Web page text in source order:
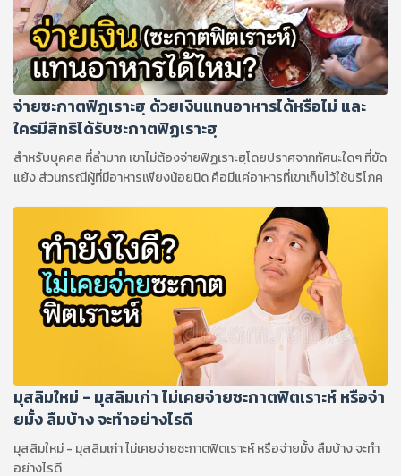
จ่ายซะกาตฟิฏเราะฮฺ ด้วยเงินแทนอาหารได้หรือไม่ และ
ใครมีสิทธิได้รับซะกาตฟิฏเราะฮฺ
สำหรับบุคคล ที่ลำบาก เขาไม่ต้องจ่ายฟิฏเราะฮฺโดยปราศจากทัศนะใดๆ ที่ขัด
แย้ง ส่วนกรณีผู้ที่มีอาหารเพียงน้อยนิด คือมีแค่อาหารที่เขาเก็บไว้ใช้บริโภค
มุสลิมใหม่ - มุสลิมเก่า ไม่เคยจ่ายซะกาตฟิตเราะห์ หรือจ่า
ยมั้ง ลืมบ้าง จะทำอย่างไรดี
มุสลิมใหม่ - มุสลิมเก่า ไม่เคยจ่ายซะกาตฟิตเราะห์ หรือจ่ายมั้ง ลืมบ้าง จะทำ
อย่างไรดี